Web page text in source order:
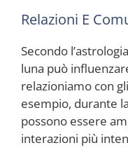
Relazioni E
Secondo
luna può
relazioniamo con
esempio, durante
possono essere
interazioni più